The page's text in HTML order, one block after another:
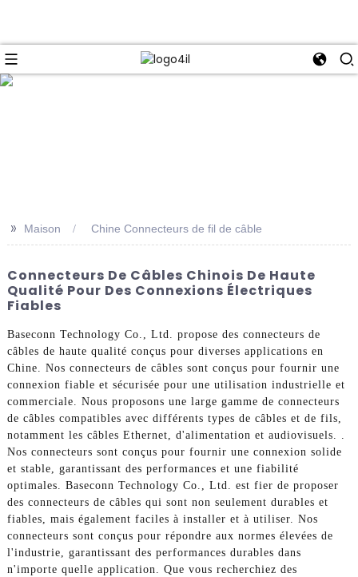
>> Maison Chine Connecteurs de fil de câble
Connecteurs De Câbles Chinois De Haute
Qualité Pour Des Connexions Électriques
Fiables
Baseconn Technology Co., Ltd. propose des connecteurs de
câbles de haute qualité conçus pour diverses applications en
Chine. Nos connecteurs de câbles sont conçus pour fournir une
connexion fiable et sécurisée pour une utilisation industrielle et
commerciale. Nous proposons une large gamme de connecteurs
de câbles compatibles avec différents types de câbles et de fils,
notamment les câbles Ethernet, d'alimentation et audiovisuels. .
Nos connecteurs sont conçus pour fournir une connexion solide
et stable, garantissant des performances et une fiabilité
optimales. Baseconn Technology Co., Ltd. est fier de proposer
des connecteurs de câbles qui sont non seulement durables et
fiables, mais également faciles à installer et à utiliser. Nos
connecteurs sont conçus pour répondre aux normes élevées de
l'industrie, garantissant des performances durables dans
n'importe quelle application. Que vous recherchiez des